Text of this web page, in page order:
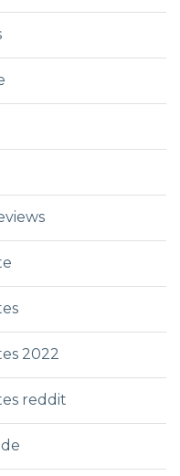
2022
reddit